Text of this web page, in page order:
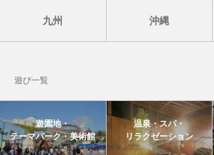
九州 沖縄
遊び一覧
遊園地・
テーマパーク・美術館
温泉・スパ・
リラクゼーション